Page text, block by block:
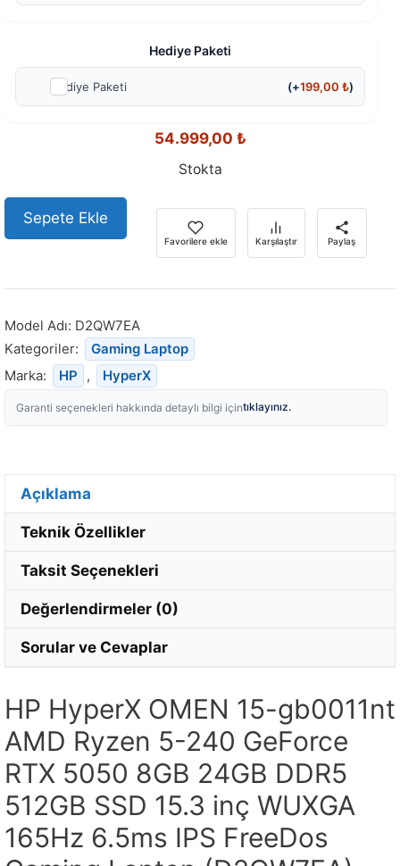
Hediye Paketi
Hediye Paketi (+199,00₺)
54.999,00 ₺
Stokta
Sepete Ekle
Favorilere ekle Karşılaştır Paylaş
Model Adı: D2QW7EA
Kategoriler:
Gaming Laptop
Marka:
HP , HyperX
Garanti seçenekleri hakkında detaylı bilgi içintıklayınız.
Açıklama
Teknik Özellikler
Taksit Seçenekleri
Değerlendirmeler (0)
Sorular ve Cevaplar
HP HyperX OMEN 15-gb0011nt
AMD Ryzen 5-240 GeForce
RTX 5050 8GB 24GB DDR5
512GB SSD 15.3 inç WUXGA
165Hz 6.5ms IPS FreeDos